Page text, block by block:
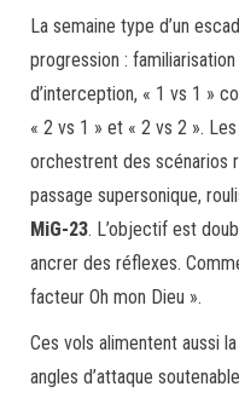
La semaine type d’un
progression :
d’interception, « 1 vs 1 »
« 2 vs 1 » et « 2 vs 2 ».
orchestrent des scénarios
passage supersonique,
MiG-23. L’objectif est
ancrer des réflexes.
facteur Oh mon Dieu ».
Ces vols alimentent aussi
angles d’attaque